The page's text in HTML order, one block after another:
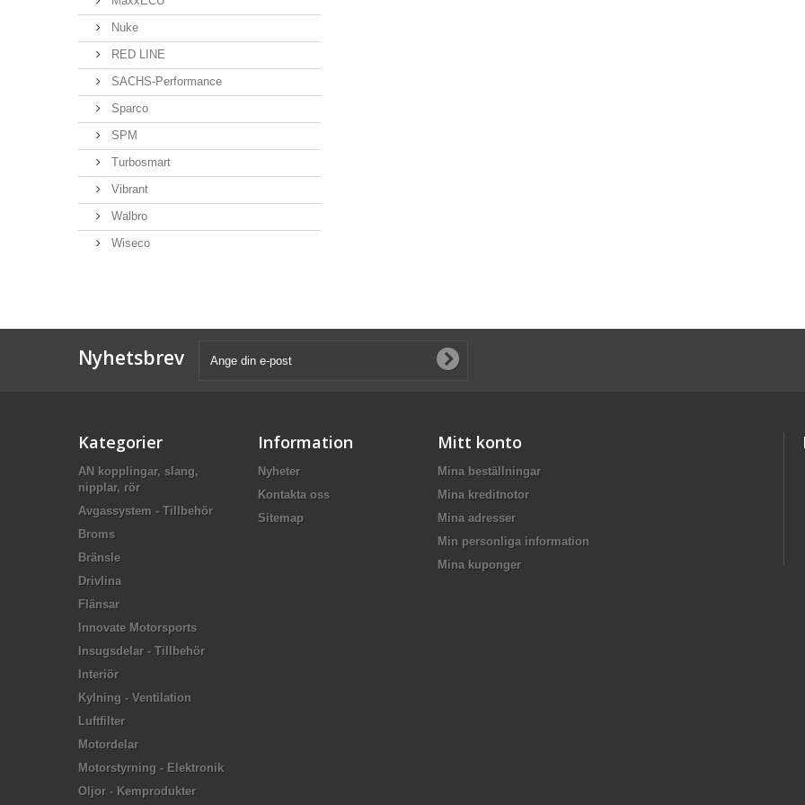
Nuke
RED LINE
SACHS-Performance
Sparco
SPM
Turbosmart
Vibrant
Walbro
Wiseco
Nyhetsbrev
Kategorier
AN kopplingar, slang,
nipplar, rör
Avgassystem - Tillbehör
Broms
Bränsle
Drivlina
Flänsar
Innovate Motorsports
Insugsdelar - Tillbehör
Interiör
Kylning - Ventilation
Luftfilter
Motordelar
Motorstyrning - Elektronik
Oljor - Kemprodukter
Information
Nyheter
Kontakta oss
Sitemap
Mitt konto
Mina beställningar
Mina kreditnotor
Mina adresser
Min personliga information
Mina kuponger